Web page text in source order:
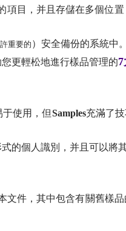
目，并且存儲在多個位
重要的）安全備份的系統中
更輕松地進行樣品管理的
使用，但Samples充滿了
的個人識別，并且可以將其
文件，其中包含有關舊樣